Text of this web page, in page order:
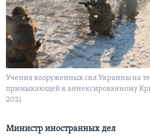
Learning English
СОЦИАЛЬНЫЕ СЕТИ
Языки
Учения вооруженных сил Украины на
примыкающей к аннексированному
2021
Министр иностранных дел